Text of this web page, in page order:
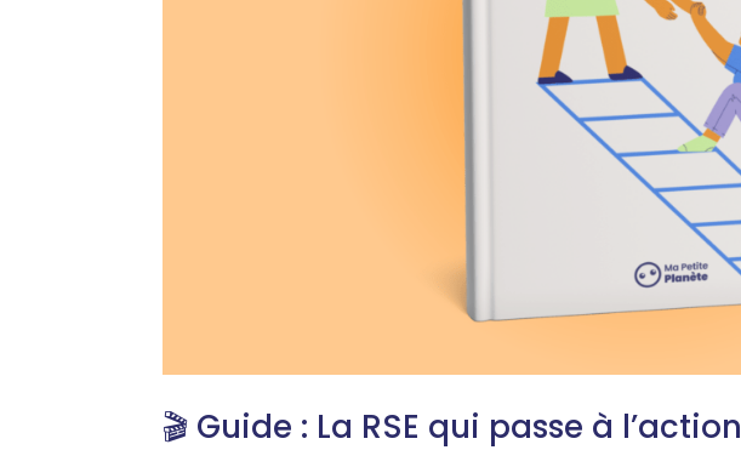
🎬 Guide : La RSE qui passe à l’action